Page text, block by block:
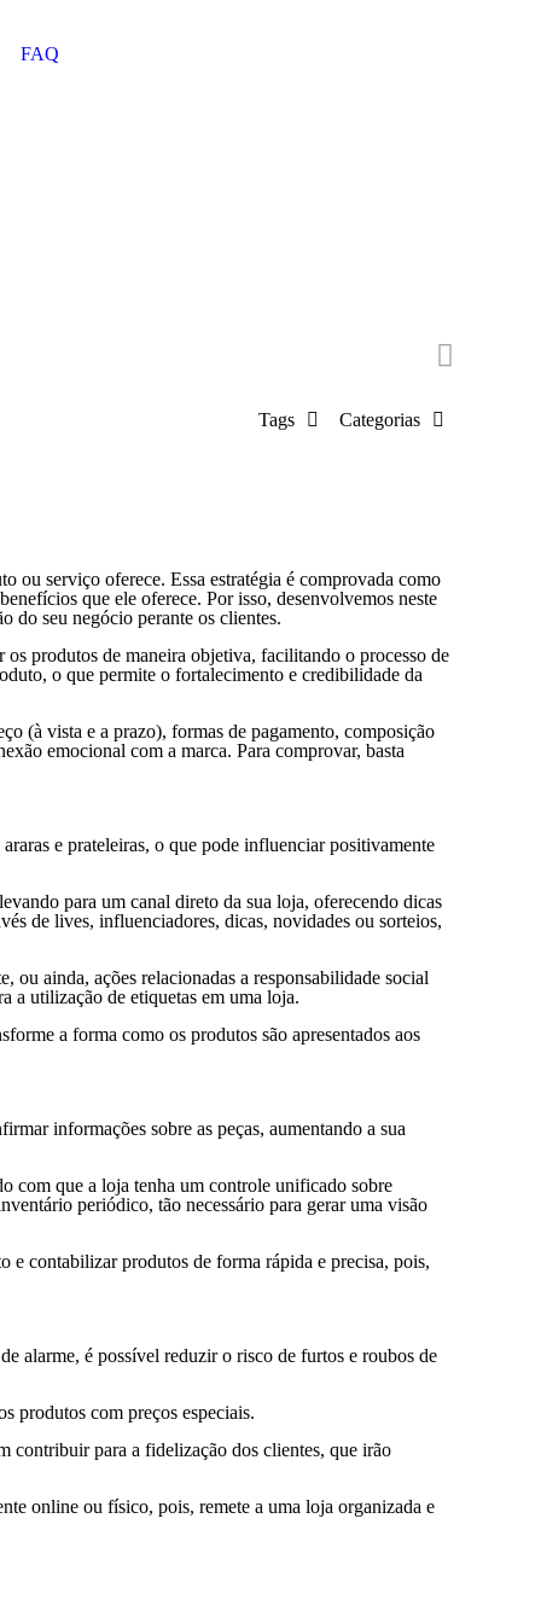
FAQ
Categorias
Tags
ou serviço oferece. Essa estratégia é comprovada como
que ele oferece. Por isso, desenvolvemos neste
do seu negócio perante os clientes.
produtos de maneira objetiva, facilitando o processo de
o que permite o fortalecimento e credibilidade da
(à vista e a prazo), formas de pagamento, composição
emocional com a marca. Para comprovar, basta
e prateleiras, o que pode influenciar positivamente
para um canal direto da sua loja, oferecendo dicas
de lives, influenciadores, dicas, novidades ou sorteios,
ou ainda, ações relacionadas a responsabilidade social
a utilização de etiquetas em uma loja.
a forma como os produtos são apresentados aos
informações sobre as peças, aumentando a sua
com que a loja tenha um controle unificado sobre
periódico, tão necessário para gerar uma visão
e contabilizar produtos de forma rápida e precisa, pois,
alarme, é possível reduzir o risco de furtos e roubos de
produtos com preços especiais.
contribuir para a fidelização dos clientes, que irão
online ou físico, pois, remete a uma loja organizada e